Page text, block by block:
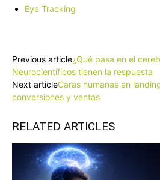
Eye Tracking
Previous article¿Qué pasa en el
Neurocientíficos tienen la respuesta
Next articleCaras humanas en
conversiones y ventas
RELATED ARTICLES